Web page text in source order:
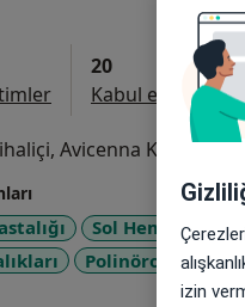
20
Kabul edilen
Avicenna Kartal
Sol Hemipleji -
Polinöropati
izin